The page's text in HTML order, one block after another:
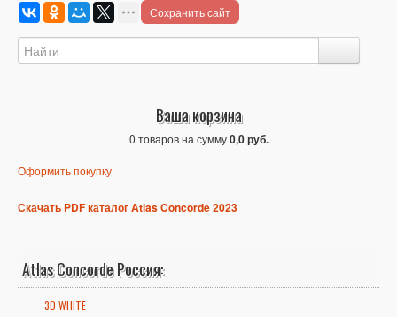
Сохранить сайт
Ваша корзина
0 товаров на сумму0,0 руб.
Оформить покупку
Скачать PDF каталог Atlas Concorde 2023
Atlas Concorde Россия:
3D WHITE